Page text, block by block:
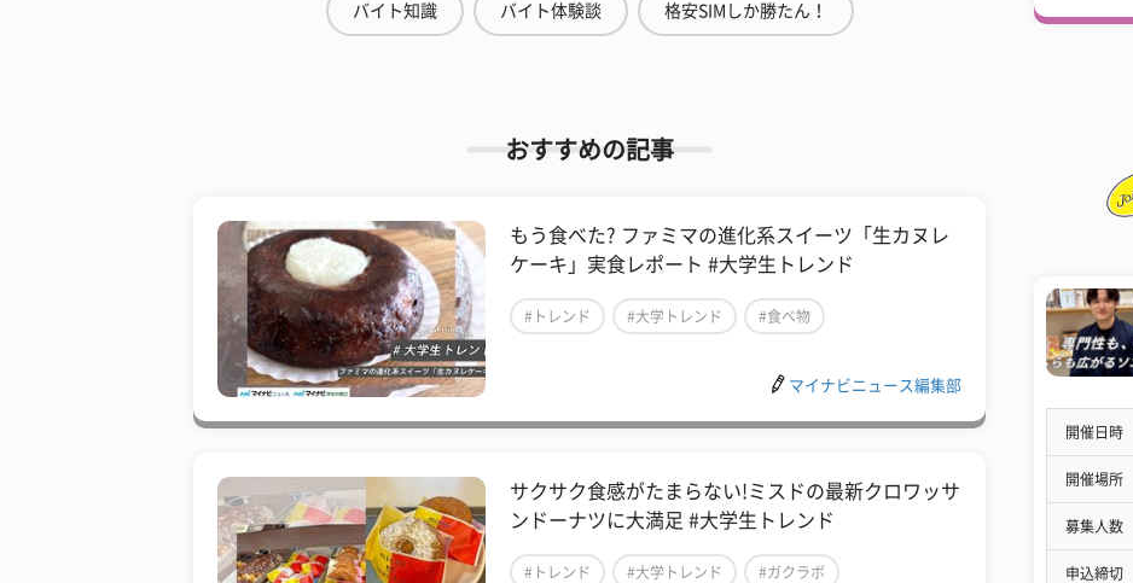
バイト知識 バイト体験談 格安SIMしか勝たん！
おすすめの記事
もう食べた? ファミマの進化系スイーツ「生カヌレ
ケーキ」実食レポート #大学生トレンド
#トレンド #大学トレンド #食べ物
マイナビニュース編集部
サクサク食感がたまらない!ミスドの最新クロワッサ
ンドーナツに大満足 #大学生トレンド
#トレンド #大学トレンド #ガクラボ
開催日時
開催場所
募集人数
申込締切